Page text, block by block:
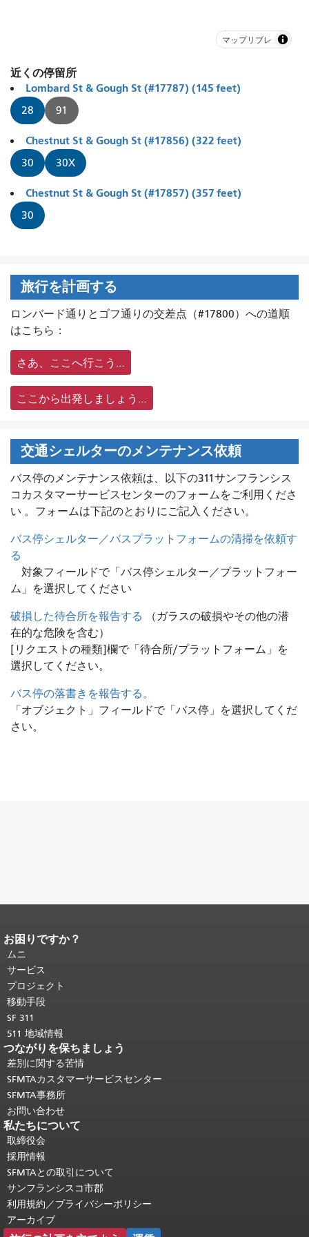
マップリブレ
近くの停留所
Lombard St & Gough St (#17787) (145 feet)
28 91
Chestnut St & Gough St (#17856) (322 feet)
30 30X
Chestnut St & Gough St (#17857) (357 feet)
30
旅行を計画する
ロンバード通りとゴフ通りの交差点（#17800）への道順
はこちら：
さあ、ここへ行こう…
ここから出発しましょう…
交通シェルターのメンテナンス依頼
バス停のメンテナンス依頼は、 以下の311サンフランシス
コカスタマーサービスセンターのフォームをご利用くださ
い 。フォームは下記のとおりにご記入ください。
バス停シェルター／バスプラットフォームの清掃を依頼す
る
対象フィールドで「バス停シェルター／プラットフォー
ム」を選択してください
破損した待合所を報告する
（ガラスの破損やその他の潜
在的な危険を含む）
[リクエストの種類]欄で「待合所/プラットフォーム」を
選択してください。
バス停の落書きを報告する。
「オブジェクト」フィールドで「バス停」を選択してくだ
さい。
ページコンテンツの終わり。
ジの残りの部分はすべてのページで繰
り返されます。
頭に戻る。
お困りですか？
ムニ
サービス
プロジェクト
移動手段
SF 311
511 地域情報
つながりを保ちましょう
差別に関する苦情
SFMTAカスタマーサービスセンター
SFMTA事務所
お問い合わせ
私たちについて
取締役会
採用情報
SFMTAとの取引について
サンフランシスコ市郡
利用規約／プライバシーポリシー
アーカイブ